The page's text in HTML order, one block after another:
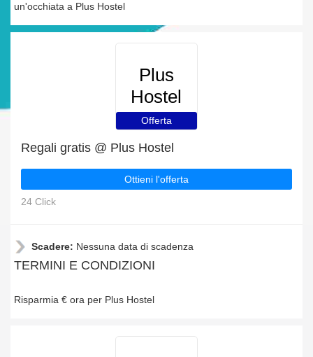
un'occhiata a Plus Hostel
Plus
Hostel
Offerta
Regali gratis @ Plus Hostel
Ottieni l'offerta
24 Click
Scadere: Nessuna data di scadenza
TERMINI E CONDIZIONI
Risparmia € ora per Plus Hostel